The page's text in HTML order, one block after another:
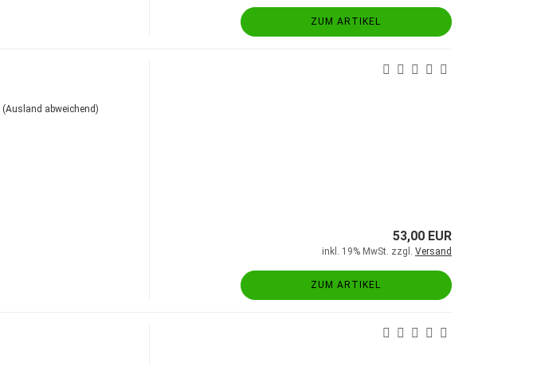
ZUM ARTIKEL
(Ausland abweichend)
53,00 EUR
inkl. 19% MwSt. zzgl. Versand
ZUM ARTIKEL